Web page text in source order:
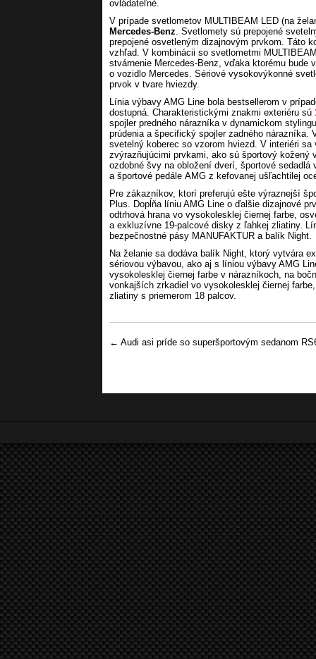
ovládateľné.
V prípade svetlometov MULTIBEAM LED (na
Mercedes-Benz . Svetlomety sú prepojené
prepojené osvetleným dizajnovým prvkom. Táto
vzhľad. V kombinácii so svetlometmi
stvárnenie Mercedes-Benz, vďaka ktorému bude
o vozidlo Mercedes. Sériové vysokovýkonné
prvok v tvare hviezdy.
Línia výbavy AMG Line bola bestsellerom v
dostupná. Charakteristickými znakmi exteriéru sú
spojler predného nárazníka v dynamickom
prúdenia a špecifický spojler zadného nárazníka.
svetelný koberec so vzorom hviezd. V interiéri
zvýrazňujúcimi prvkami, ako sú športový kožený
ozdobné švy na obložení dverí, športové
a športové pedále AMG z kefovanej ušľachtilej
Pre zákazníkov, ktorí preferujú ešte výraznejší
Plus. Dopĺňa líniu AMG Line o ďalšie dizajnové
odtrhová hrana vo vysokolesklej čiernej farbe,
a exkluzívne 19-palcové disky z ľahkej zliatiny.
bezpečnostné pásy MANUFAKTUR a balík Night.
Na želanie sa dodáva balík Night, ktorý vytvára
sériovou výbavou, ako aj s líniou výbavy AMG
vysokolesklej čiernej farbe v nárazníkoch, na
vonkajších zrkadiel vo vysokolesklej čiernej
zliatiny s priemerom 18 palcov.
Post navigation
← Audi asi príde so superšportovým sedanom